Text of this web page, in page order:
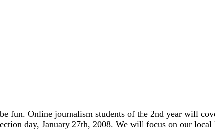
fun. Online journalism students of the 2nd year will
day, January 27th, 2008. We will focus on our